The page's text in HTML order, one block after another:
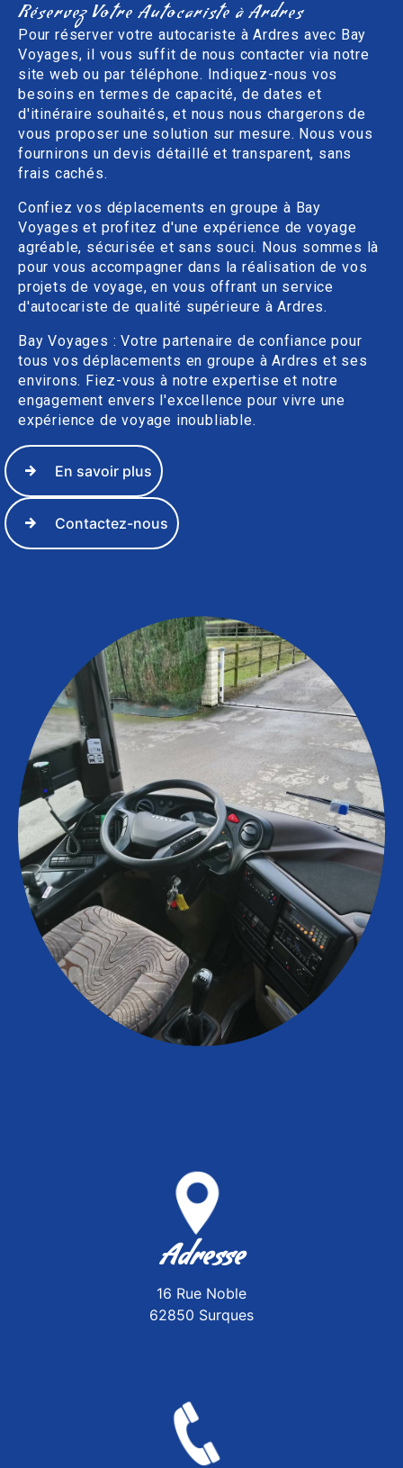
Réservez Votre Autocariste à Ardres
Pour réserver votre autocariste à Ardres avec Bay
Voyages, il vous suffit de nous contacter via notre
site web ou par téléphone. Indiquez-nous vos
besoins en termes de capacité, de dates et
d'itinéraire souhaités, et nous nous chargerons de
vous proposer une solution sur mesure. Nous vous
fournirons un devis détaillé et transparent, sans
frais cachés.
Confiez vos déplacements en groupe à Bay
Voyages et profitez d'une expérience de voyage
agréable, sécurisée et sans souci. Nous sommes là
pour vous accompagner dans la réalisation de vos
projets de voyage, en vous offrant un service
d'autocariste de qualité supérieure à Ardres.
Bay Voyages : Votre partenaire de confiance pour
tous vos déplacements en groupe à Ardres et ses
environs. Fiez-vous à notre expertise et notre
engagement envers l'excellence pour vivre une
expérience de voyage inoubliable.
En savoir plus
Contactez-nous
Adresse
16 Rue Noble
62850 Surques